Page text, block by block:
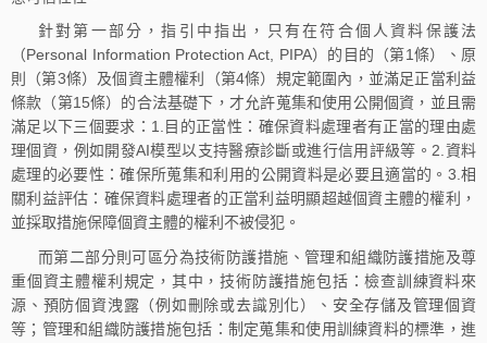
針對第一部分，指引中指出，只有在符合個人資料保護法
（Personal Information Protection Act, PIPA）的目的（第1條）、原
則（第3條）及個資主體權利（第4條）規定範圍內，並滿足正當利益
條款（第15條）的合法基礎下，才允許蒐集和使用公開個資，並且需
滿足以下三個要求：1.目的正當性：確保資料處理者有正當的理由處
理個資，例如開發AI模型以支持醫療診斷或進行信用評級等。2.資料
處理的必要性：確保所蒐集和利用的公開資料是必要且適當的。3.相
關利益評估：確保資料處理者的正當利益明顯超越個資主體的權利，
並採取措施保障個資主體的權利不被侵犯。
而第二部分則可區分為技術防護措施、管理和組織防護措施及尊
重個資主體權利規定，其中，技術防護措施包括：檢查訓練資料來
源、預防個資洩露（例如刪除或去識別化）、安全存儲及管理個資
等；管理和組織防護措施包括：制定蒐集和使用訓練資料的標準，進